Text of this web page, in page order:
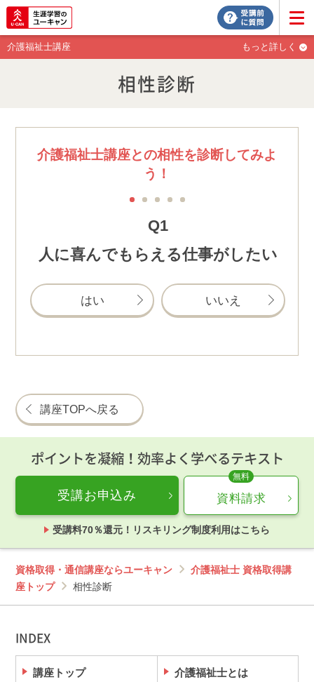
介護福祉士講座 もっと詳しく
相性診断
介護福祉士講座との相性を診断してみよ
う！
Q1
人に喜んでもらえる仕事がしたい
はい いいえ
講座TOPへ戻る
ポイントを凝縮！効率よく学べるテキスト
受講お申込み 資料請求
受講料70％還元！リスキリング制度利用はこちら
資格取得・通信講座ならユーキャン
介護福祉士 資格取得講
座トップ
相性診断
INDEX
講座トップ 介護福祉士とは